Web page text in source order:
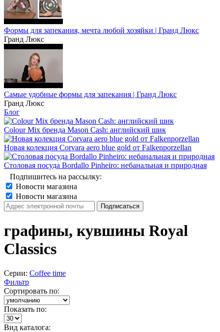
Формы для запекания, мечта любой хозяйки | Гранд Люкс
Гранд Люкс
Самые удобные формы для запекания | Гранд Люкс
Гранд Люкс
Блог
Colour Mix бренда Mason Cash: английский шик
Новая колекция Corvara aero blue gold от Falkenporzellan
Столовая посуда Bordallo Pinheiro: небанальная и природная
Подпишитесь на рассылку:
Новости магазина
Новости магазина
графины, кувшины Royal
Classics
Серии: Coffee time
Фильтр
Сортировать по:
Показать по:
Вид каталога: